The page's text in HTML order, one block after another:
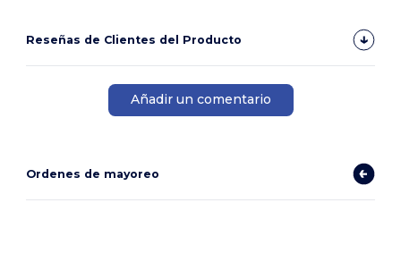
Reseñas de Clientes del Producto
Añadir un comentario
Ordenes de mayoreo